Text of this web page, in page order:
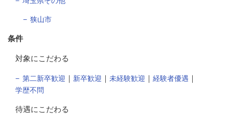
狭山市
条件
対象にこだわる
第二新卒歓迎 ｜ 新卒歓迎 ｜ 未経験歓迎 ｜ 経験者優遇 ｜
学歴不問
待遇にこだわる